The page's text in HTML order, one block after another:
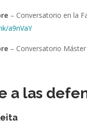
– Conversatorio en la
a9nVaY
– Conversatorio
a las